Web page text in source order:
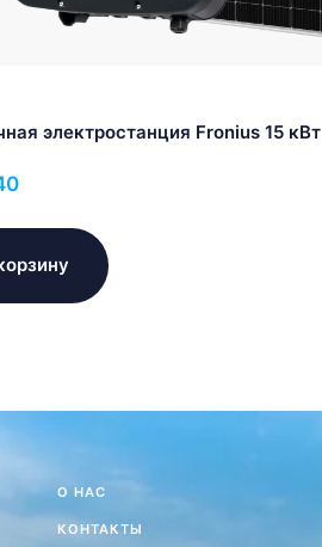
электростанция Fronius 15 кВт
О НАС
КОНТАКТЫ